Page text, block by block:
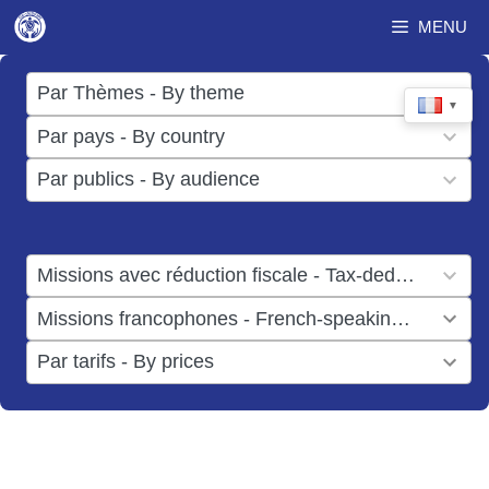
Aller
au
contenu
MENU
▼
Par Thèmes - By theme
17
results
available
Par pays - By country
50
results
available
Par publics - By audience
results
Missions avec réduction fiscale - Tax-deductible missions
result
available
Missions francophones - French-speaking missions
result
available
Par tarifs - By prices
results
available